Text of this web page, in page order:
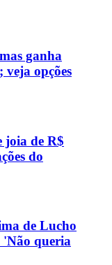
ganha
veja opções
joia de R$
do
de Lucho
queria